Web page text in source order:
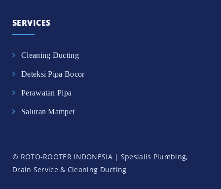
SERVICES
Cleaning Ducting
Deteksi Pipa Bocor
Perawatan Pipa
Saluran Mampet
© ROTO-ROOTER INDONESIA | Spesialis Plumbing,
Drain Service & Cleaning Ducting